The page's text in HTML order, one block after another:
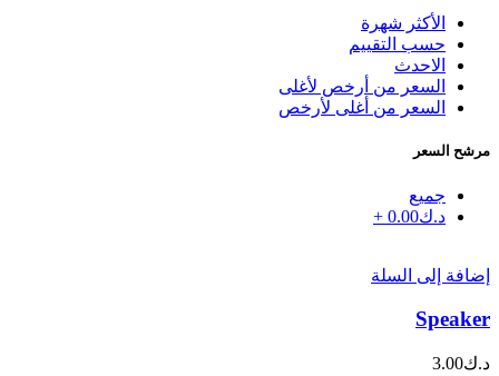
الأكثر شهرة
حسب التقييم
الاحدث
السعر من أرخص لأغلى
السعر من أغلى لأرخص
مرشح السعر
جميع
د.ك0.00
+
إضافة إلى السلة
Speaker
د.ك3.00